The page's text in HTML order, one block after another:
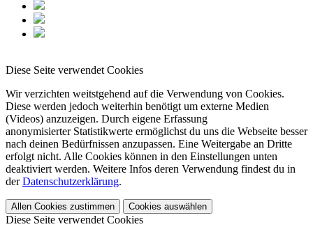
Diese Seite verwendet Cookies
Wir verzichten weitstgehend auf die Verwendung von Cookies.
Diese werden jedoch weiterhin benötigt um externe Medien
(Videos) anzuzeigen. Durch eigene Erfassung
anonymisierter Statistikwerte ermöglichst du uns die Webseite besser
nach deinen Bedürfnissen anzupassen. Eine Weitergabe an Dritte
erfolgt nicht. Alle Cookies können in den Einstellungen unten
deaktiviert werden. Weitere Infos deren Verwendung findest du in
derDatenschutzerklärung.
Allen Cookies zustimmen Cookies auswählen
Diese Seite verwendet Cookies